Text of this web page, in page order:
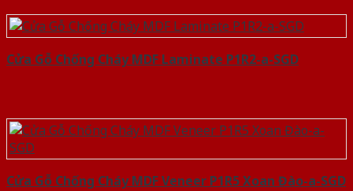
Cửa Gỗ Chống Cháy MDF Laminate P1R2-a-SGD
Cửa Gỗ Chống Cháy MDF Veneer P1R5 Xoan Đào-a-SGD